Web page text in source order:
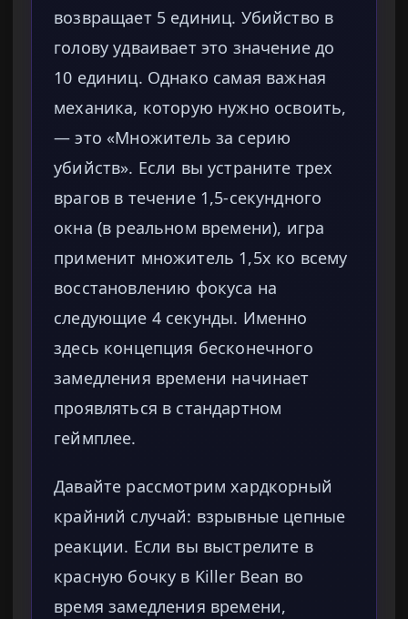
возвращает 5 единиц. Убийство в
голову удваивает это значение до
10 единиц. Однако самая важная
механика, которую нужно освоить,
— это «Множитель за серию
убийств». Если вы устраните трех
врагов в течение 1,5-секундного
окна (в реальном времени), игра
применит множитель 1,5x ко всему
восстановлению фокуса на
следующие 4 секунды. Именно
здесь концепция бесконечного
замедления времени начинает
проявляться в стандартном
геймплее.
Давайте рассмотрим хардкорный
крайний случай: взрывные цепные
реакции. Если вы выстрелите в
красную бочку в Killer Bean во
время замедления времени,